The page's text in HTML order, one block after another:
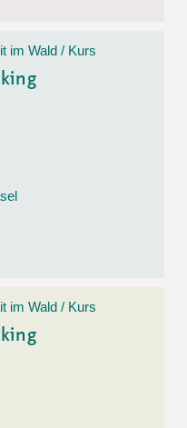
im Wald / Kurs
im Wald / Kurs